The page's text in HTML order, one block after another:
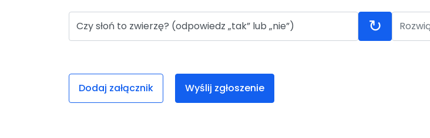
Odpowiedz na pytanie captcha
Czy słoń to zwierzę? (odpowiedz „tak” lub „nie”) ↻
Rozwiąż captche
Dodaj załącznik Wyślij zgłoszenie